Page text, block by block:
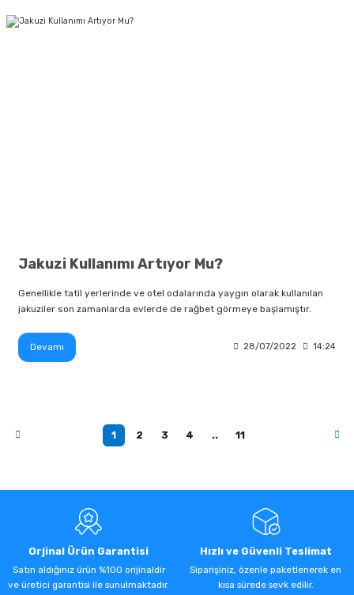
Jakuzi Kullanımı Artıyor Mu?
Genellikle tatil yerlerinde ve otel odalarında yaygın olarak kullanılan
jakuziler son zamanlarda evlerde de rağbet görmeye başlamıştır.
Devamı 28/07/2022 14:24
1 2 3 4 .. 11
Orjinal Ürün Garantisi
Satın aldığınız ürün %100 orijinaldir
ve üretici garantisi ile sunulmaktadır.
Hızlı ve Güvenli Teslimat
Siparişiniz, özenle paketlenerek en
kısa sürede sevk edilir.